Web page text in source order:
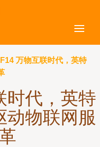
万物互联时代，英特
时代，英特
动物联网服